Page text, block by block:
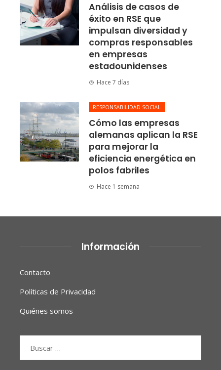
Análisis de casos de
éxito en RSE que
impulsan diversidad y
compras responsables
en empresas
estadounidenses
Hace 7 días
RESPONSABILIDAD SOCIAL
Cómo las empresas
alemanas aplican la RSE
para mejorar la
eficiencia energética en
polos fabriles
Hace 1 semana
Información
Contacto
Políticas de Privacidad
Quiénes somos